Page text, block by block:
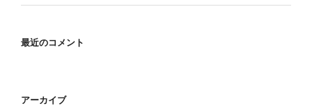
最近のコメント
アーカイブ